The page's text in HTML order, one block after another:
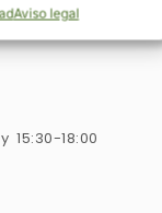
Aviso legal
15:30-18:00